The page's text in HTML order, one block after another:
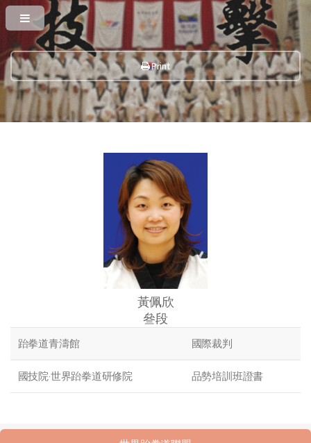
Print
黃佩欣
叄段
跆拳道青濤館 國際裁判
國技院·世界跆拳道研修院 品勢培訓班證書